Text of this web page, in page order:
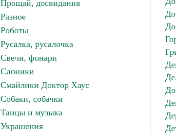
Прощай, досвидания
Разное
Роботы
Русалка, русалочка
Свечи, фонари
Слоники
Смайлики Доктор Хаус
Собаки, собачки
Танцы и музыка
Украшения